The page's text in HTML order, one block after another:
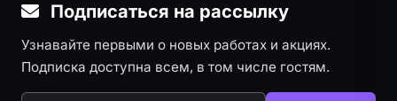
Подписаться на рассылку
Узнавайте первыми о новых работах и акциях.
Подписка доступна всем, в том числе гостям.